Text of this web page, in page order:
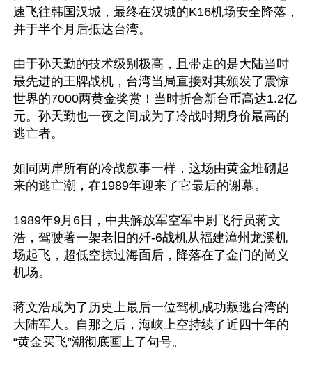
速飞往韩国汉城，最终在汉城的K16机场安全降落，
并于半个月后抵达台湾。
由于孙天勤的技术级别极高，且带走的是大陆当时
最先进的王牌战机，台湾当局直接对其颁发了震惊
世界的7000两黄金奖赏！当时折合新台币高达1.2亿
元。孙天勤也一夜之间成为了冷战时期身价最高的
逃亡者。
如同两岸所有的冷战叙事一样，这场由黄金堆砌起
来的逃亡潮，在1989年迎来了它最后的谢幕。
1989年9月6日，中共解放军空军中尉飞行员蒋文
浩，驾驶著一架老旧的歼-6战机从福建漳州龙溪机
场起飞，超低空掠过海面后，降落在了金门的尚义
机场。
蒋文浩成为了历史上最后一位驾机成功叛逃台湾的
大陆军人。自那之后，海峡上空持续了近四十年的
“黄金买飞”潮彻底画上了句号。